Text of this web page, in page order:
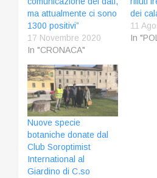
ma attualmente ci sono
1300 positivi”
17 Novembre 2020
In "CRONACA"
dei
11
In
Nuove specie
botaniche donate dal
Club Soroptimist
International al
Giardino di C.so